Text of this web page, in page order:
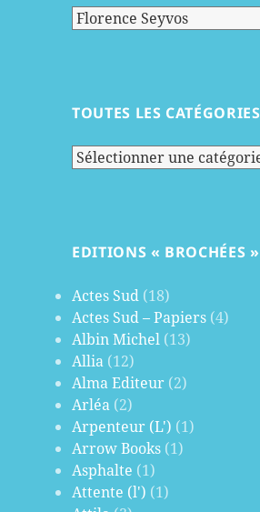
TOUTES LES CATÉGORIES
Toutes
EDITIONS « BROCHÉES »
Actes Sud (18)
Actes Sud – Papiers (4)
Albin Michel (13)
Allia (12)
Alma Editeur (2)
Arléa (2)
Arpenteur (L') (1)
Arrow Books (1)
Asphalte (1)
Attente (l') (1)